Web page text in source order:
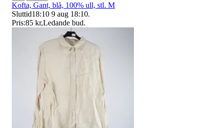
Kofta, Gant, blå, 100% ull, stl. M
Sluttid18:10 9 aug 18:10.
Pris:85 kr,Ledande bud.